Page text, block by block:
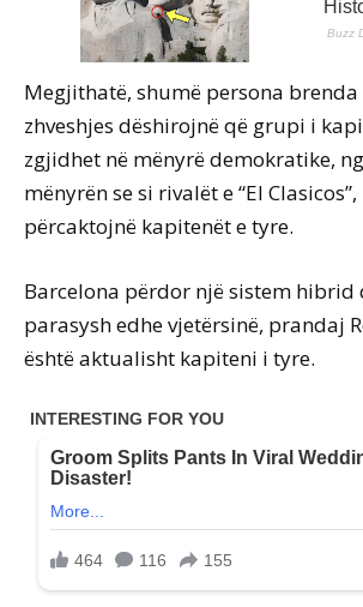
Megjithatë, shumë persona brenda
zhveshjes dëshirojnë që grupi i
zgjidhet në mënyrë demokratike,
mënyrën se si rivalët e “El
përcaktojnë kapitenët e tyre.
Barcelona përdor një sistem hibrid
parasysh edhe vjetërsinë, prandaj
është aktualisht kapiteni i tyre.